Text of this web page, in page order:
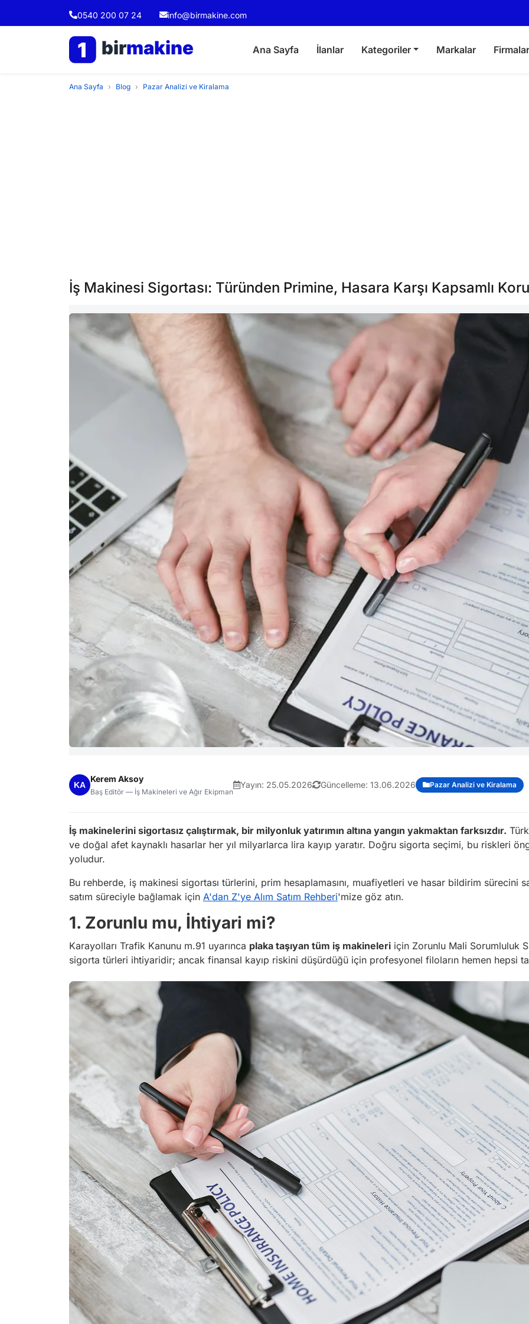
0540 200 07 24 info@birmakine.com
1 birmakine Ana Sayfa İlanlar Kategoriler Markalar
Ana Sayfa › Blog › Pazar Analizi ve Kiralama
İş Makinesi Sigortası: Türünden Primine, Hasara Karşı Kapsamlı
Kerem Aksoy
Baş Editör — İş Makineleri ve Ağır Ekipman
Yayın: 25.05.2026 Güncelleme: 13.06.2026 Pazar Analizi ve Kiralama
İş makinelerini sigortasız çalıştırmak, bir milyonluk yatırımın altına yangın yakmaktan farksızdır.
ve doğal afet kaynaklı hasarlar her yıl milyarlarca lira kayıp yaratır. Doğru sigorta seçimi, bu riskleri
yoludur.
Bu rehberde, iş makinesi sigortası türlerini, prim hesaplamasını, muafiyetleri ve hasar bildirim sürecini
satım süreciyle bağlamak için A'dan Z'ye Alım Satım Rehberi'mize göz atın.
1. Zorunlu mu, İhtiyari mi?
Karayolları Trafik Kanunu m.91 uyarınca plaka taşıyan tüm iş makineleri için Zorunlu Mali Sorumluluk
sigorta türleri ihtiyaridir; ancak finansal kayıp riskini düşürdüğü için profesyonel filoların hemen hepsi